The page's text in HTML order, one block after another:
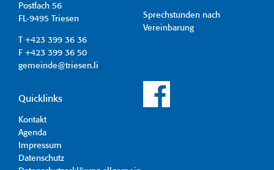
Postfach 56
FL-9495 Triesen
T +423 399 36 36
F +423 399 36 50
gemeinde@triesen.li
Sprechstunden nach
Vereinbarung
Quicklinks
Kontakt
Agenda
Impressum
Datenschutz